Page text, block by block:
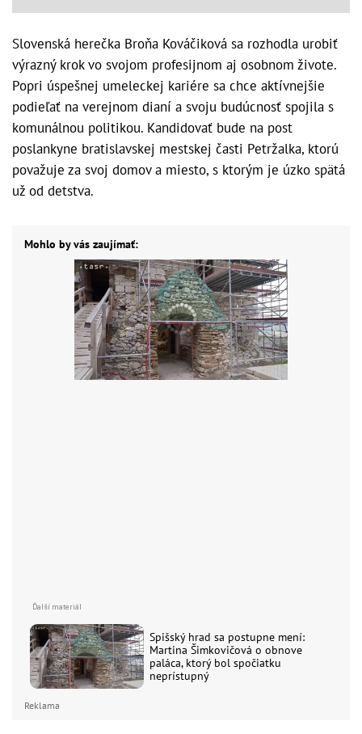
Slovenská herečka Broňa Kováčiková sa rozhodla urobiť
výrazný krok vo svojom profesijnom aj osobnom živote.
Popri úspešnej umeleckej kariére sa chce aktívnejšie
podieľať na verejnom dianí a svoju budúcnosť spojila s
komunálnou politikou. Kandidovať bude na post
poslankyne bratislavskej mestskej časti Petržalka, ktorú
považuje za svoj domov a miesto, s ktorým je úzko spätá
už od detstva.
Mohlo by vás zaujímať:
Spišský hrad sa postupne mení:
Martina Šimkovičová o obnove
paláca, ktorý bol spočiatku
neprístupný
Reklama